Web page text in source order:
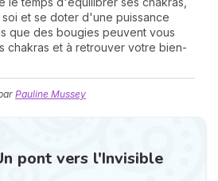
et se doter d'une puissance
que des bougies peuvent vous
chakras et à retrouver votre bien-
Pauline Mussey
pont vers l'Invisible